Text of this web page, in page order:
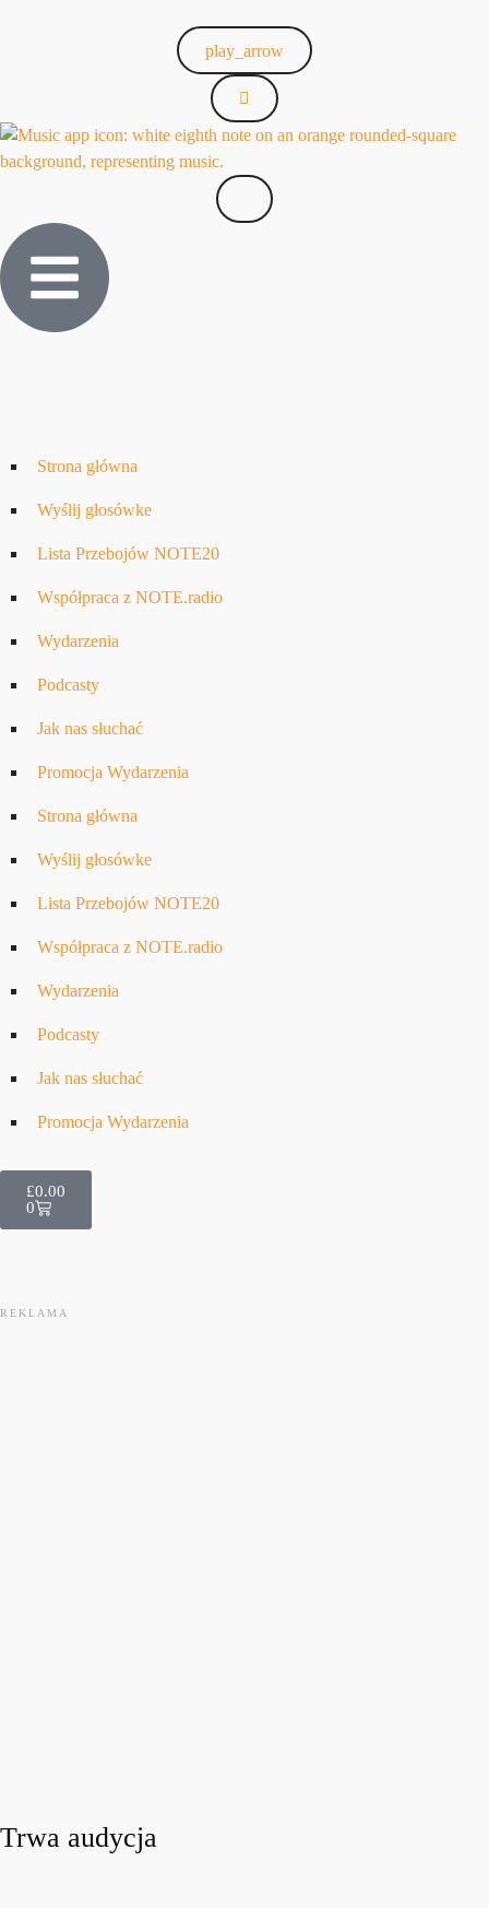
play_arrow
Strona główna
Wyślij głosówke
Lista Przebojów NOTE20
Współpraca z NOTE.radio
Wydarzenia
Podcasty
Jak nas słuchać
Promocja Wydarzenia
Strona główna
Wyślij głosówke
Lista Przebojów NOTE20
Współpraca z NOTE.radio
Wydarzenia
Podcasty
Jak nas słuchać
Promocja Wydarzenia
£0.00
0
Trwa audycja